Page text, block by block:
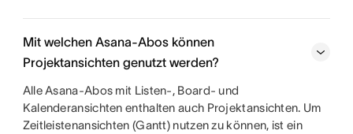
Mit welchen Asana-Abos können
Projektansichten genutzt werden?
Alle Asana-Abos mit Listen-, Board- und
Kalenderansichten enthalten auch Projektansichten. Um
Zeitleistenansichten (Gantt) nutzen zu können, ist ein